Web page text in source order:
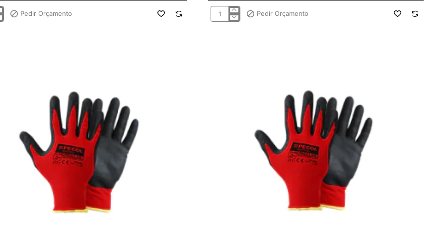
Pedir Orçamento
Luva
Pedir Orçamento